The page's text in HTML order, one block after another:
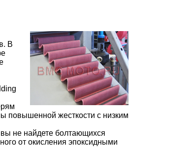
В
повышенной жесткости с низким
не найдете болтающихся
от окисления эпоксидными